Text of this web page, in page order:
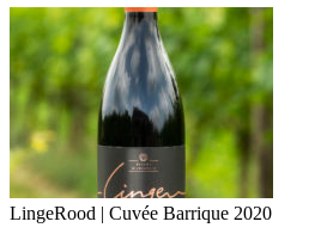
LingeRood | Cuvée Barrique 2020